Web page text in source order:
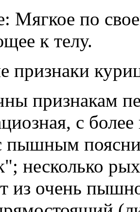
Мягкое по
к телу.
признаки
признакам
с
пышным
несколько
из очень